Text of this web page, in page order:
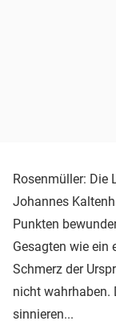
Rosenmüller: Die
Johannes
Punkten
Gesagten wie ein
Schmerz der
nicht wahrhaben.
sinnieren...